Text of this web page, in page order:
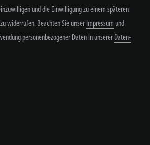
und die Einwilligung zu einem späteren
widerrufen. Beachten Sie unser Impressum und
personenbezogener Daten in unserer Daten­